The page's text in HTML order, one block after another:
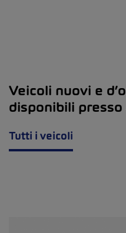
Veicoli nuovi e
disponibili
Tutti i veicoli